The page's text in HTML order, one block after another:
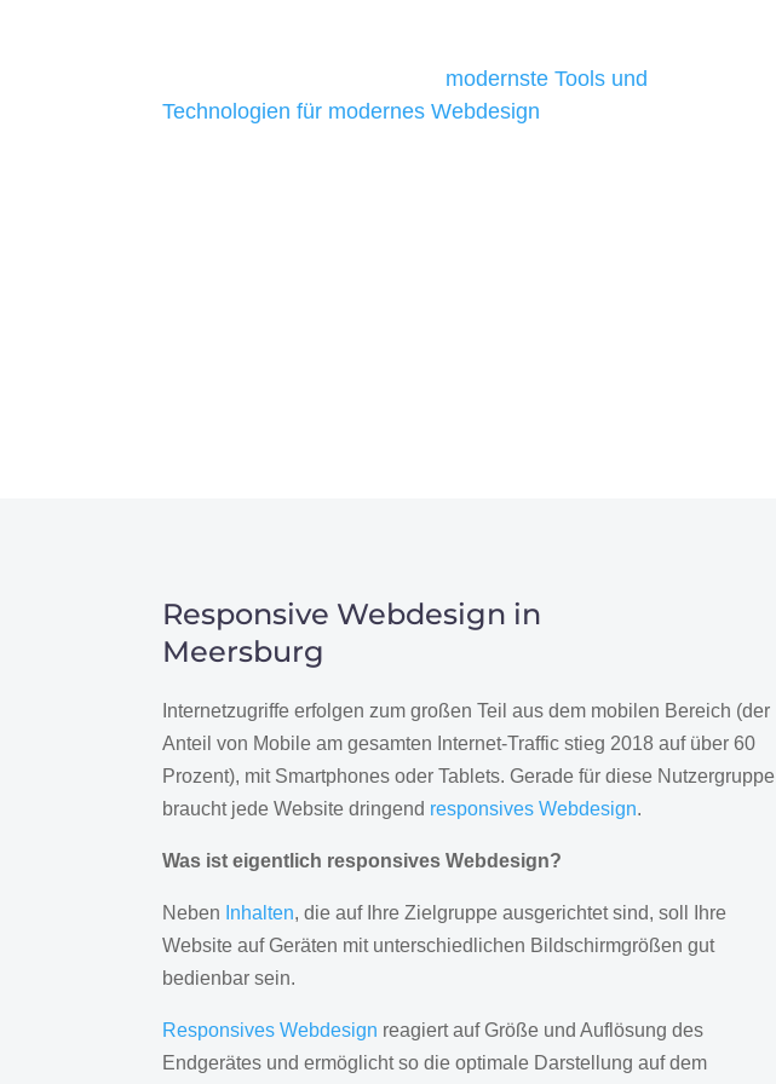
modernste Tools und
Technologien für modernes Webdesign
Responsive Webdesign in
Meersburg
Internetzugriffe erfolgen zum großen Teil aus dem mobilen Bereich (der
Anteil von Mobile am gesamten Internet-Traffic stieg 2018 auf über 60
Prozent), mit Smartphones oder Tablets. Gerade für diese Nutzergruppe
braucht jede Website dringend responsives Webdesign.
Was ist eigentlich responsives Webdesign?
Neben Inhalten, die auf Ihre Zielgruppe ausgerichtet sind, soll Ihre
Website auf Geräten mit unterschiedlichen Bildschirmgrößen gut
bedienbar sein.
Responsives Webdesign reagiert auf Größe und Auflösung des
Endgerätes und ermöglicht so die optimale Darstellung auf dem